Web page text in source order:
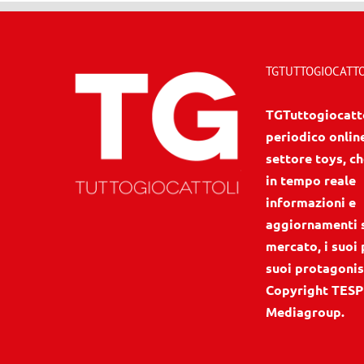
periodico
settore toys,
in tempo reale
informazioni e
aggiornamenti
mercato, i
suoi
Copyright
Mediagroup.